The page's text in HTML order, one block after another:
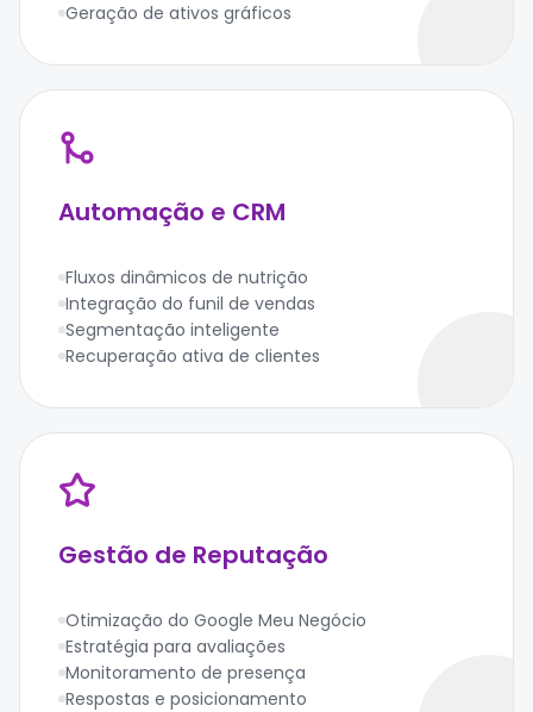
Geração de ativos gráficos
Automação e CRM
Fluxos dinâmicos de nutrição
Integração do funil de vendas
Segmentação inteligente
Recuperação ativa de clientes
Gestão de Reputação
Otimização do Google Meu Negócio
Estratégia para avaliações
Monitoramento de presença
Respostas e posicionamento